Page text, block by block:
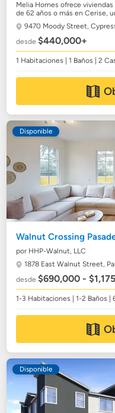
Melia Homes ofrece
de 62 años o más en Cerise,
9470 Moody Street,
desde$440,000+
1 Habitaciones | 1 Baños | 2
Disponible
Walnut Crossing
por HHP-Walnut, LLC
1878 East Walnut Street,
desde$690,000 -
1-3 Habitaciones | 1-2 Baños |
Disponible